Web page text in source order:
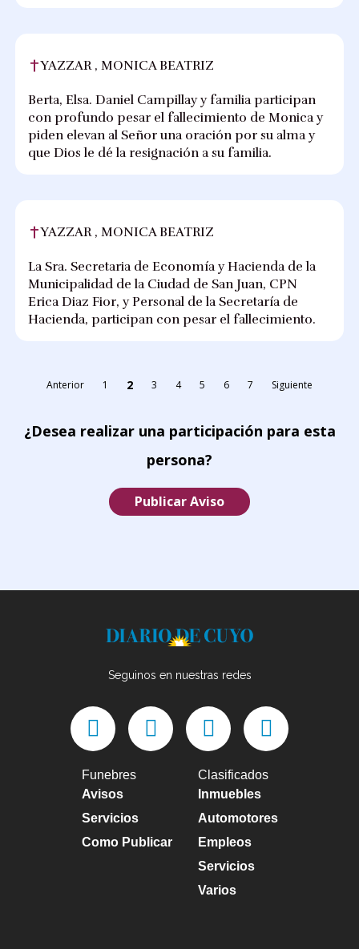
YAZZAR , MONICA BEATRIZ
Berta, Elsa. Daniel Campillay y familia participan
con profundo pesar el fallecimiento de Monica y
piden elevan al Señor una oración por su alma y
que Dios le dé la resignación a su familia.
YAZZAR , MONICA BEATRIZ
La Sra. Secretaria de Economía y Hacienda de la
Municipalidad de la Ciudad de San Juan, CPN
Erica Diaz Fior, y Personal de la Secretaría de
Hacienda, participan con pesar el fallecimiento.
Anterior 1 2 3 4 5 6 7 Siguiente
¿Desea realizar una participación para esta
persona?
Publicar Aviso
Seguinos en nuestras redes
Funebres
Avisos
Servicios
Como Publicar
Clasificados
Inmuebles
Automotores
Empleos
Servicios
Varios